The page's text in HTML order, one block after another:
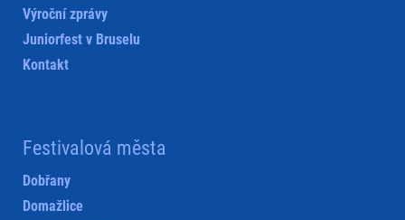
Výroční zprávy
Juniorfest v Bruselu
Kontakt
Festivalová města
Dobřany
Domažlice